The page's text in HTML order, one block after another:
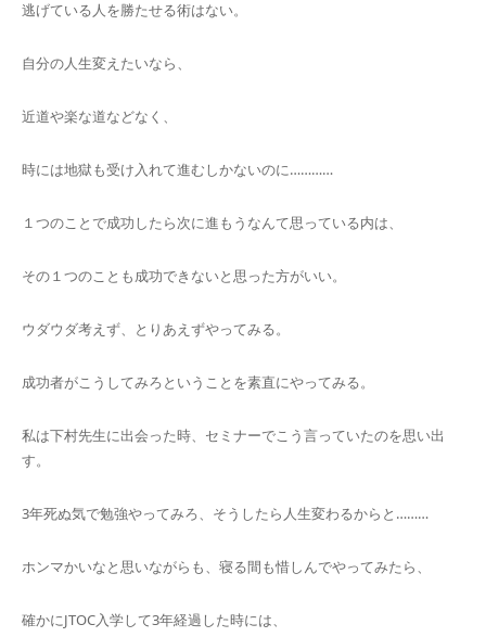
逃げている人を勝たせる術はない。
自分の人生変えたいなら、
近道や楽な道などなく、
時には地獄も受け入れて進むしかないのに…………
１つのことで成功したら次に進もうなんて思っている内は、
その１つのことも成功できないと思った方がいい。
ウダウダ考えず、とりあえずやってみる。
成功者がこうしてみろということを素直にやってみる。
私は下村先生に出会った時、セミナーでこう言っていたのを思い出
す。
3年死ぬ気で勉強やってみろ、そうしたら人生変わるからと………
ホンマかいなと思いながらも、寝る間も惜しんでやってみたら、
確かにJTOC入学して3年経過した時には、